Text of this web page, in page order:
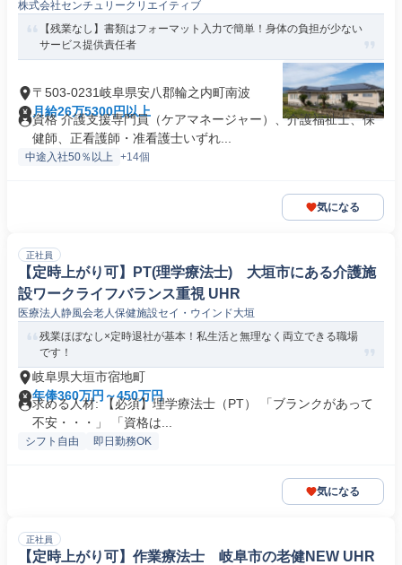
株式会社センチュリークリエイティブ
【残業なし】書類はフォーマット入力で簡単！身体の負担が少ない
サービス提供責任者
〒503-0231岐阜県安八郡輪之内町南波
月給26万5300円以上
資格 介護支援専門員（ケアマネージャー）、介護福祉士、保
健師、正看護師・准看護士いずれ...
中途入社50％以上 +14個
気になる
正社員
【定時上がり可】PT(理学療法士) 大垣市にある介護施
設ワークライフバランス重視 UHR
医療法人静風会老人保健施設セイ・ウインド大垣
残業ほぼなし×定時退社が基本！私生活と無理なく両立できる職場
です！
岐阜県大垣市宿地町
年俸360万円～450万円
求める人材: 【必須】理学療法士（PT） 「ブランクがあって
不安・・・」 「資格は...
シフト自由 即日勤務OK
気になる
正社員
【定時上がり可】作業療法士 岐阜市の老健NEW UHR